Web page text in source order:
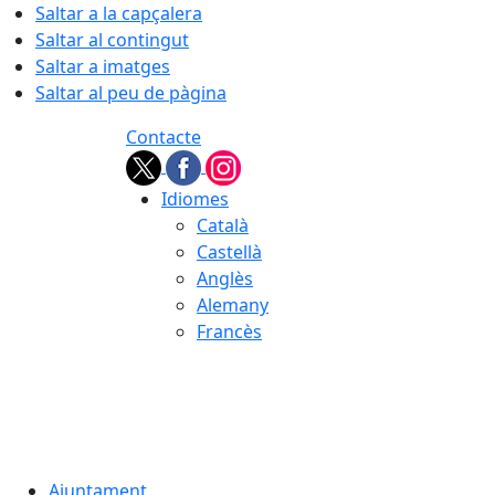
Saltar a la capçalera
Saltar al contingut
Saltar a imatges
Saltar al peu de pàgina
Contacte
Idiomes
Català
Castellà
Anglès
Alemany
Francès